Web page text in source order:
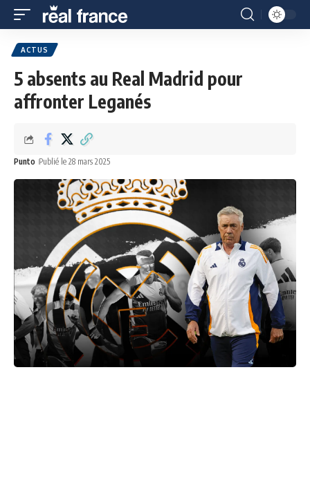
ACTUS
5 absents au Real Madrid pour
affronter Leganés
Punto Publié le 28 mars 2025